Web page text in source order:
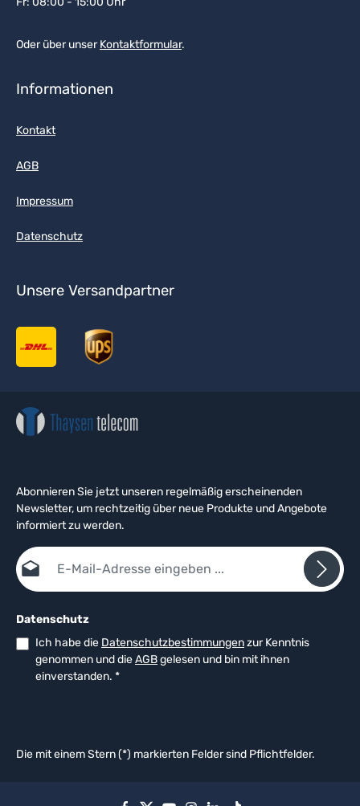
Oder über unserKontaktformular.
Informationen
Kontakt
AGB
Impressum
Datenschutz
Unsere Versandpartner
Abonnieren Sie jetzt unseren regelmäßig erscheinenden
Newsletter, um rechtzeitig über neue Produkte und Angebote
informiert zu werden.
E-Mail-Adresse*
Datenschutz
Ich habe die Datenschutzbestimmungenzur Kenntnis
genommen und dieAGBgelesen und bin mit ihnen
einverstanden. *
Die mit einem Stern (*) markierten Felder sind Pflichtfelder.